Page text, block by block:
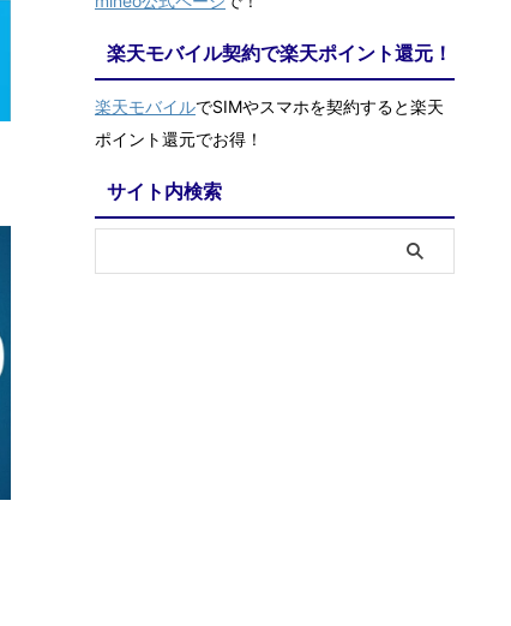
楽天モバイル契約で楽天ポイント還元！
楽天モバイルでSIMやスマホを契約すると楽天
ポイント還元でお得！
サイト内検索